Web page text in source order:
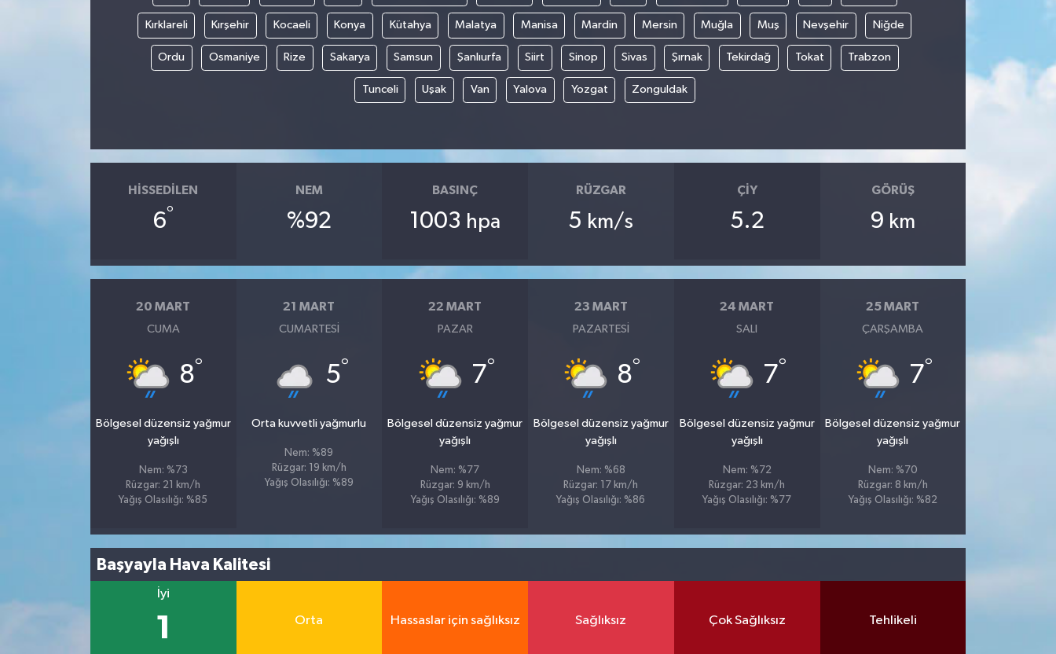
Kırklareli Kırşehir Kocaeli Konya Kütahya Malatya Manisa Mardin Mersin Muğla Muş Nevşehir Niğde
Ordu Osmaniye Rize Sakarya Samsun Şanlıurfa Siirt Sinop Sivas Şırnak Tekirdağ Tokat Trabzon
Tunceli Uşak Van Yalova Yozgat Zonguldak
HISSEDILEN
6°
NEM
%92
BASINÇ
1003 hpa
RÜZGAR
5 km/s
ÇIY
5.2
GÖRÜŞ
9 km
20 MART
CUMA
8°
Bölgesel düzensiz yağmur
yağışlı
Nem: %73
Rüzgar: 21 km/h
Yağış Olasılığı: %85
21 MART
CUMARTESI
5°
Orta kuvvetli yağmurlu
Nem: %89
Rüzgar: 19 km/h
Yağış Olasılığı: %89
22 MART
PAZAR
7°
Bölgesel düzensiz yağmur
yağışlı
Nem: %77
Rüzgar: 9 km/h
Yağış Olasılığı: %89
23 MART
PAZARTESI
8°
Bölgesel düzensiz yağmur
yağışlı
Nem: %68
Rüzgar: 17 km/h
Yağış Olasılığı: %86
24 MART
SALI
7°
Bölgesel düzensiz yağmur
yağışlı
Nem: %72
Rüzgar: 23 km/h
Yağış Olasılığı: %77
25 MART
ÇARŞAMBA
7°
Bölgesel düzensiz yağmur
yağışlı
Nem: %70
Rüzgar: 8 km/h
Yağış Olasılığı: %82
Başyayla Hava Kalitesi
İyi
1 Orta Hassaslar için sağlıksız Sağlıksız Çok Sağlıksız Tehlikeli